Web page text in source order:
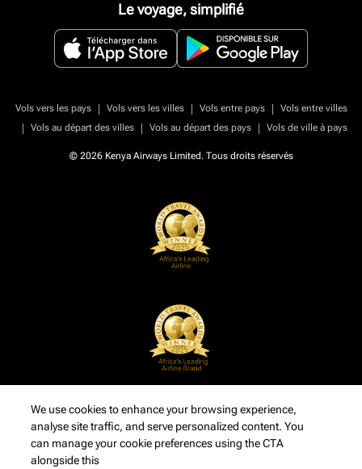
Le voyage, simplifié
Vols vers les pays | Vols vers les villes | Vols entre pays |
Vols entre villes
|
Vols au départ des villes | Vols au départ des pays | Vols de ville à pays
© 2026 Kenya Airways Limited. Tous droits réservés
We use cookies to enhance your browsing experience,
analyse site traffic, and serve personalized content. You
can manage your cookie preferences using the CTA
alongside this